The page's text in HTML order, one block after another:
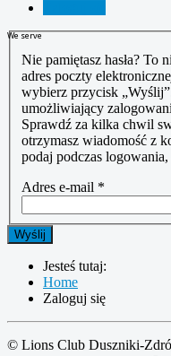
We serve
Nie pamiętasz hasła? To
adres poczty
wybierz przycisk
umożliwiający
Sprawdź za kilka chwil
otrzymasz wiadomość z
podaj podczas logowania,
Adres e-mail *
Wyślij
Jesteś tutaj:
Home
Zaloguj się
© Lions Club Duszniki-